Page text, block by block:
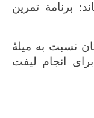
برنامة تمرین
نسبت به میلۀ
انجام لیفت